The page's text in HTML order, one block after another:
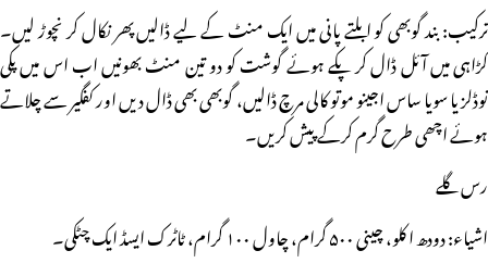
ترکیب: بند گوبھی کو ابلتے پانی میں ایک منٹ کے لیے ڈالیں پھر نکال کر نچوڑ لیں۔
کڑاہی میں آئل ڈال کر پکے ہوئے گوشت کو دو تین منٹ بھونیں اب اس میں پکی
نوڈلز یا سویا ساس اجینو موتو کالی مرچ ڈالیں، گوبھی بھی ڈال دیں اور کفگیر سے چلاتے
ہوئے اچھی طرح گرم کرکے پیش کریں۔
رس گلے
اشیاء: دودھ ا کلو، چینی ۵۰۰ گرام، چاول ۱۰۰ گرام، ٹاٹرک ایسڈ ایک چٹکی۔